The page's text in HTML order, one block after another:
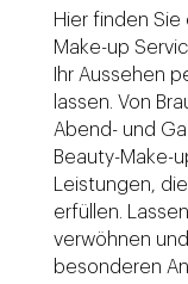
Hier finden
Make-up
Ihr Aussehen
lassen. Von
Abend- und
Beauty-Make-
Leistungen,
erfüllen.
verwöhnen
besonderen